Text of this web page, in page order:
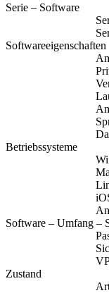
Serie – Software
Softwareeigenschaften
Betriebssysteme
Software – Umfang –
Zustand